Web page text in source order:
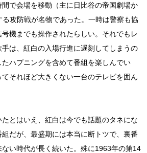
で会場を移動（主に日比谷の帝国劇場か
る攻防戦が名物であった。一時は警察も協
機までも操作されたらしい。それでもレ
は、紅白の入場行進に遅刻してしまうの
ハプニングを含めて番組を楽しんでい
それほど大きくない一台のテレビを囲ん
とはいえ、紅白は今でも話題のタネにな
だが、最盛期には本当に断トツで、裏番
い時代が長く続いた。殊に1963年の第14